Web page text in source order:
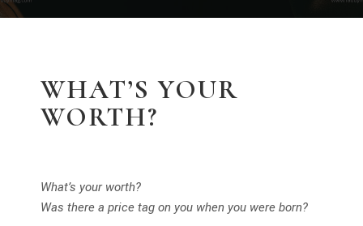
WHAT’S YOUR
WORTH?
What’s your worth?
Was there a price tag on you when you were born?